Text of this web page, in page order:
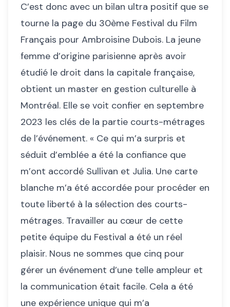
C’est donc avec un bilan ultra positif que se
tourne la page du 30ème Festival du Film
Français pour Ambroisine Dubois. La jeune
femme d’origine parisienne après avoir
étudié le droit dans la capitale française,
obtient un master en gestion culturelle à
Montréal. Elle se voit confier en septembre
2023 les clés de la partie courts-métrages
de l’événement. « Ce qui m’a surpris et
séduit d’emblée a été la confiance que
m’ont accordé Sullivan et Julia. Une carte
blanche m’a été accordée pour procéder en
toute liberté à la sélection des courts-
métrages. Travailler au cœur de cette
petite équipe du Festival a été un réel
plaisir. Nous ne sommes que cinq pour
gérer un événement d’une telle ampleur et
la communication était facile. Cela a été
une expérience unique qui m’a